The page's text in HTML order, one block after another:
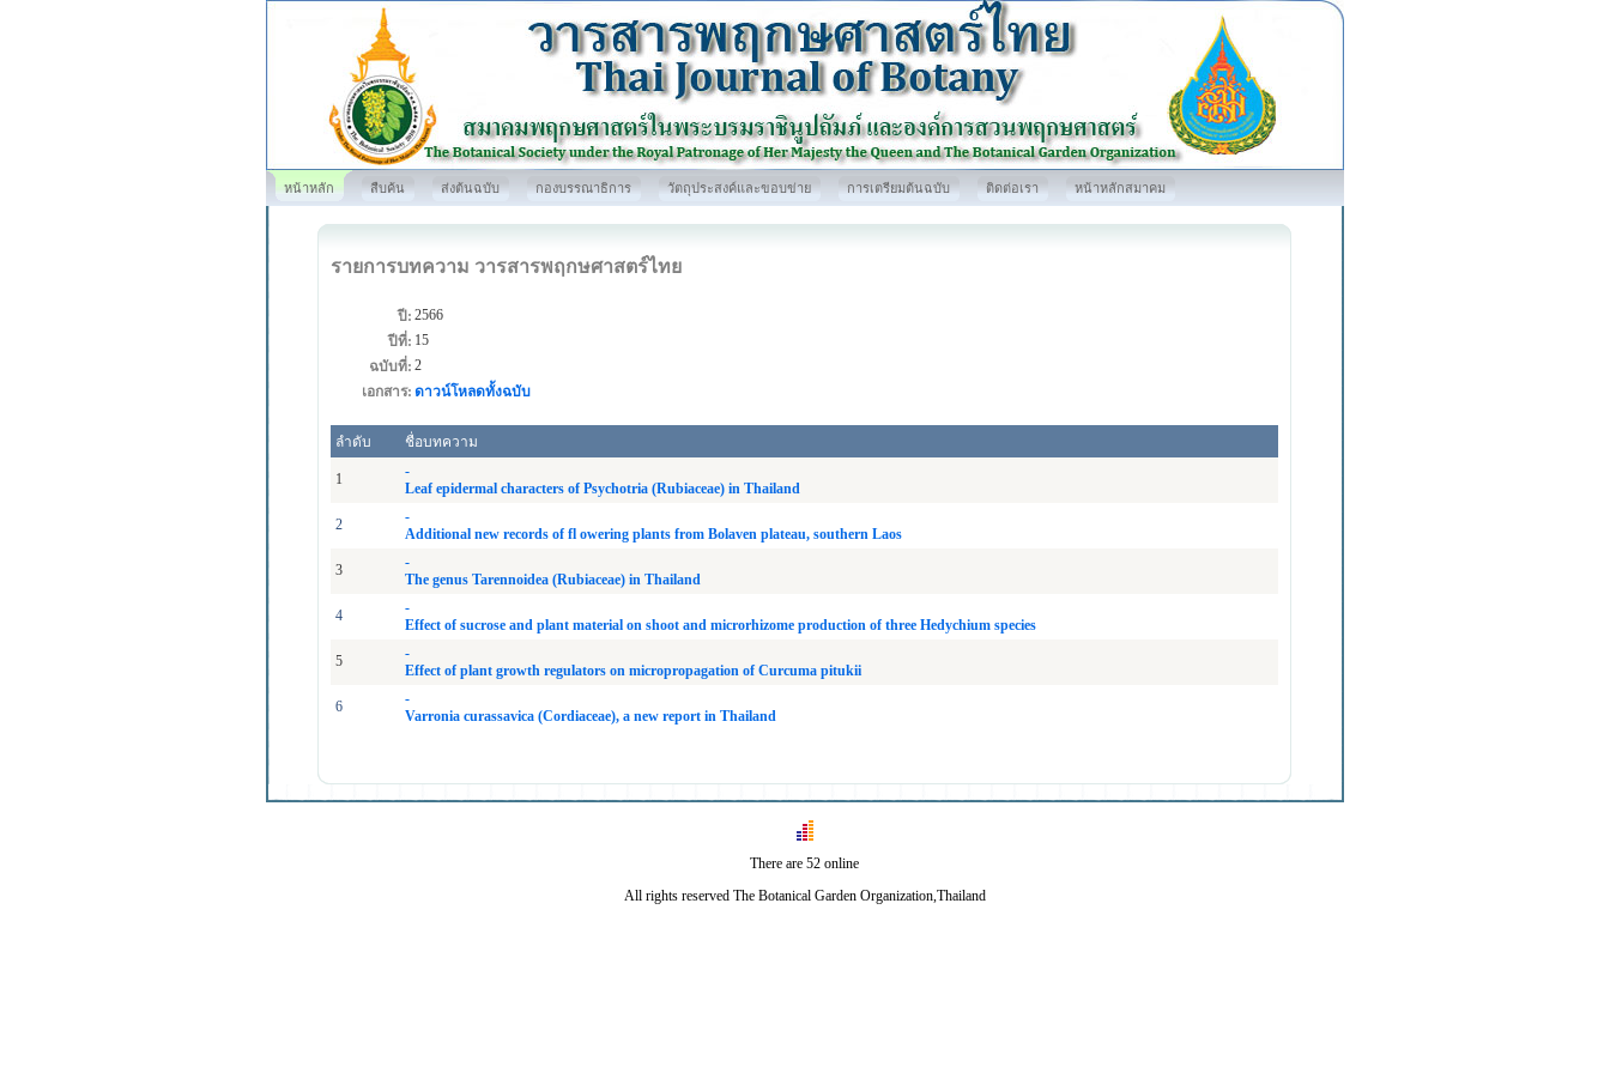
หน้าหลัก สืบค้น ส่งต้นฉบับ กองบรรณาธิการ วัตถุประสงค์และขอบข่าย การเตรียมต้นฉบับ ติดต่อเรา หน้าหลักสมาคม
รายการบทความ วารสารพฤกษศาสตร์ไทย
ปี: 2566
ปีที่: 15
ฉบับที่: 2
เอกสาร: ดาวน์โหลดทั้งฉบับ
ลำดับ ชื่อบทความ
1
-
Leaf epidermal characters of Psychotria (Rubiaceae) in Thailand
2
-
Additional new records of fl owering plants from Bolaven plateau, southern Laos
3
-
The genus Tarennoidea (Rubiaceae) in Thailand
4
-
Effect of sucrose and plant material on shoot and microrhizome production of three Hedychium species
5
-
Effect of plant growth regulators on micropropagation of Curcuma pitukii
6
-
Varronia curassavica (Cordiaceae), a new report in Thailand
There are 52 online
All rights reserved The Botanical Garden Organization,Thailand